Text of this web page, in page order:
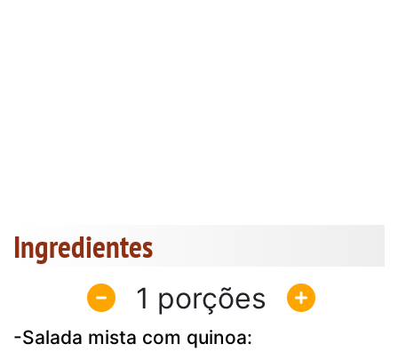
Ingredientes
1
-Salada mista com quinoa: